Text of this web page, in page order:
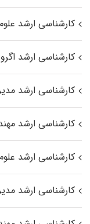
کارشناسی ارشد
کارشناسی ارشد
کارشناسی ارشد
کارشناسی ارشد
کارشناسی ارشد
کارشناسی ارشد